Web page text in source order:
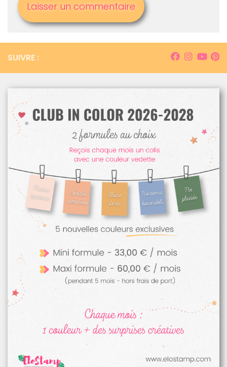
SUIVRE :